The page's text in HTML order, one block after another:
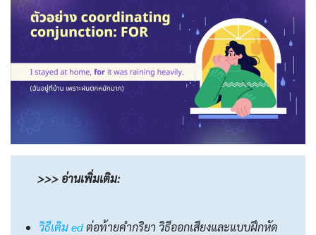
>>> อ่านเพิ่มเติม:
วิธีเติม ed ต่อท้ายคำกริยา วิธีออกเสียงและแบบฝึกหัด